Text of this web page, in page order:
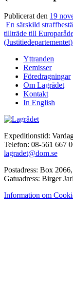
Publicerat den 19
En särskild
tillträde till
(Justitiedepartementet)
Yttranden
Remisser
Föredragningar
Om Lagrådet
Kontakt
In English
Expeditionstid:
Telefon: 08-561 667
lagradet@dom.se
Postadress: Box
Gatuadress: Birger
Information om